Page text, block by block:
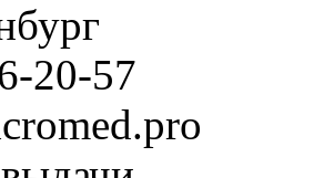
20-57